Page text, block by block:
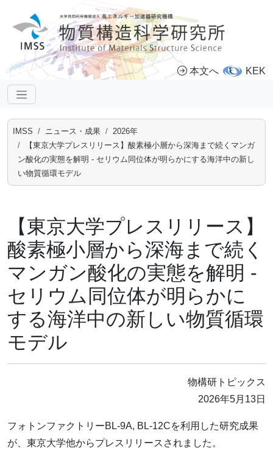
本文へ KEK
IMSS ニュース・成果
2026年
【東京大学プレスリリース】酸素極小層から深海まで続くマンガ
ン酸化の実態を解明 - セリウム同位体が明らかにする海洋中の新し
い物質循環モデル
【東京大学プレスリリース】
酸素極小層から深海まで続く
マンガン酸化の実態を解明 -
セリウム同位体が明らかに
する海洋中の新しい物質循環
モデル
物構研トピックス
2026年5月13日
フォトンファクトリーBL-9A, BL-12Cを利用した研究成果
が、東京大学他からプレスリリースされました。